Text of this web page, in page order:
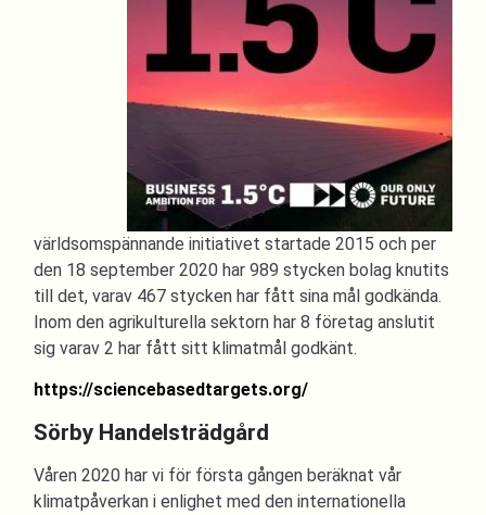
världsomspännande initiativet startade 2015 och per
den 18 september 2020 har 989 stycken bolag knutits
till det, varav 467 stycken har fått sina mål godkända.
Inom den agrikulturella sektorn har 8 företag anslutit
sig varav 2 har fått sitt klimatmål godkänt.
https://sciencebasedtargets.org/​
Sörby Handelsträdgård
Våren 2020 har vi för första gången beräknat vår
klimatpåverkan i enlighet med den internationella